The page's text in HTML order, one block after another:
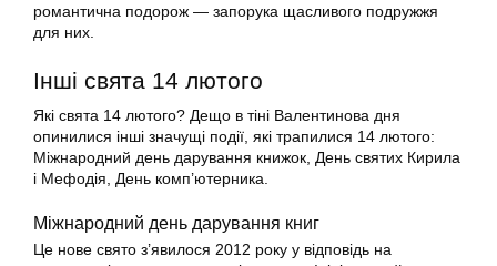
романтична подорож — запорука щасливого подружжя
для них.
Інші свята 14 лютого
Які свята 14 лютого? Дещо в тіні Валентинова дня
опинилися інші значущі події, які трапилися 14 лютого:
Міжнародний день дарування книжок, День святих Кирила
і Мефодія, День комп’ютерника.
Міжнародний день дарування книг
Це нове свято з’явилося 2012 року у відповідь на